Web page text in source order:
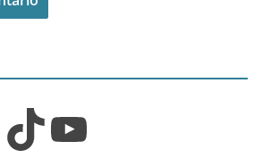
TikTok YouTube